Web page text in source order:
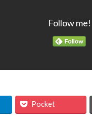
Follow me!
Pocket